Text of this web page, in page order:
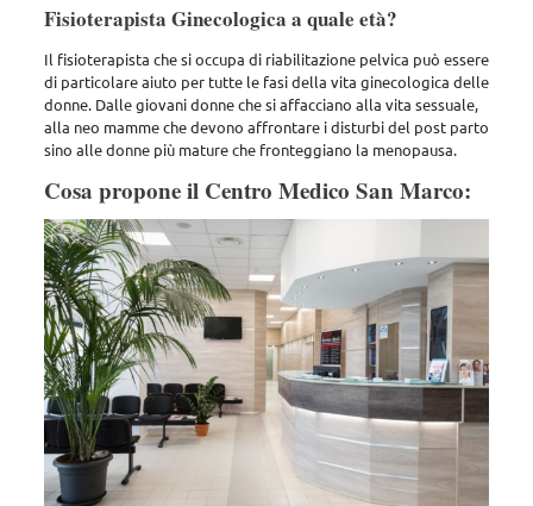
Fisioterapista Ginecologica a quale età?
Il fisioterapista che si occupa di riabilitazione pelvica può essere
di particolare aiuto per tutte le fasi della vita ginecologica delle
donne. Dalle giovani donne che si affacciano alla vita sessuale,
alla neo mamme che devono affrontare i disturbi del post parto
sino alle donne più mature che fronteggiano la menopausa.
Cosa propone il Centro Medico San Marco: